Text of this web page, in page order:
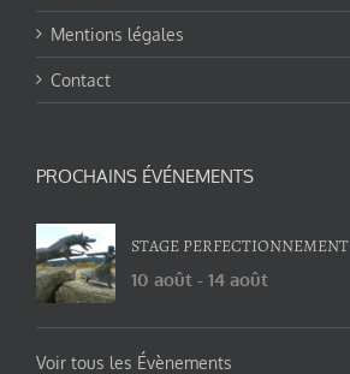
Mentions légales
Contact
PROCHAINS ÉVÉNEMENTS
STAGE PERFECTIONNEMENT
10 août - 14 août
Voir tous les Évènements